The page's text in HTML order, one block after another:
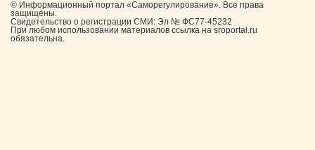
© Информационный портал «Саморегулирование». Все права
защищены.
Свидетельство о регистрации СМИ: Эл № ФС77-45232
При любом использовании материалов ссылка на sroportal.ru
обязательна.